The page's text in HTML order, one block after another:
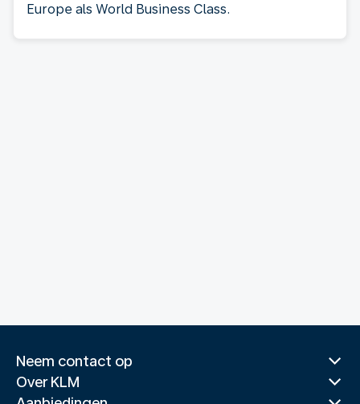
Europe als World Business Class.
Neem contact op
Over KLM